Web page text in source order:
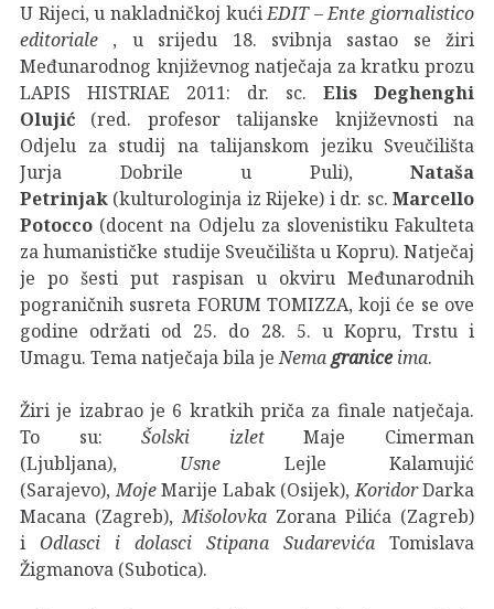
U Rijeci, u nakladničkoj kućiEDIT – Ente giornalistico
editoriale , u srijedu 18. svibnja sastao se žiri
Međunarodnog književnog natječaja za kratku prozu
LAPIS HISTRIAE 2011: dr. sc. Elis Deghenghi
Olujić (red. profesor talijanske književnosti na
Odjelu za studij na talijanskom jeziku Sveučilišta
Jurja Dobrile u Puli), Nataša
Petrinjak (kulturologinja iz Rijeke) i dr. sc. Marcello
Potocco (docent na Odjelu za slovenistiku Fakulteta
za humanističke studije Sveučilišta u Kopru). Natječaj
je po šesti put raspisan u okviru Međunarodnih
pograničnih susreta FORUM TOMIZZA, koji će se ove
godine održati od 25. do 28. 5. u Kopru, Trstu i
Umagu. Tema natječaja bila jeNemagraniceima.
Žiri je izabrao je 6 kratkih priča za finale natječaja.
To su:Šolski izletMaje Cimerman
(Ljubljana), Usne Lejle Kalamujić
(Sarajevo),MojeMarije Labak (Osijek),KoridorDarka
Macana (Zagreb),Mišolovka Zorana Pilića (Zagreb)
i Odlasci i dolasci Stipana Sudarevića Tomislava
Žigmanova (Subotica).